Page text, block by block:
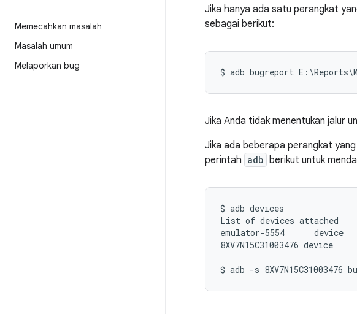
Memecahkan masalah
Masalah umum
Melaporkan bug
Jika hanya ada satu perangkat
sebagai berikut:
Jika Anda tidak menentukan jalur
Jika ada beberapa perangkat
perintah adb berikut untuk
$ adb devices
List of devices attached
emulator-5554      device
8XV7N15C31003476 device